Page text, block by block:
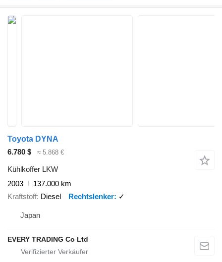
Toyota DYNA
6.780 $
≈ 5.868 €
Kühlkoffer LKW
2003
137.000 km
Kraftstoff Diesel Rechtslenker ✓
Japan
EVERY TRADING Co Ltd